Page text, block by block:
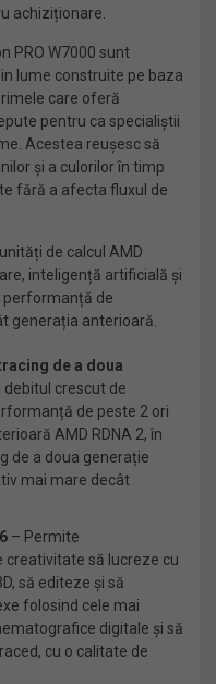
achiziționare.
PRO W7000 sunt
lume construite pe baza
care oferă
pentru ca specialiștii
Acestea reușesc să
și a culorilor în timp
fără a afecta fluxul de
de calcul AMD
inteligență artificială și
performanță de
generația anterioară.
de a doua
debitul crescut de
de peste 2 ori
AMD RDNA 2, în
de a doua generație
mai mare decât
– Permite
creativitate să lucreze cu
să editeze și să
folosind cele mai
digitale și să
cu o calitate de